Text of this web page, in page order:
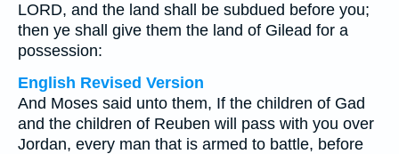
LORD, and the land shall be subdued before you;
then ye shall give them the land of Gilead for a
possession:
English Revised Version
And Moses said unto them, If the children of Gad
and the children of Reuben will pass with you over
Jordan, every man that is armed to battle, before